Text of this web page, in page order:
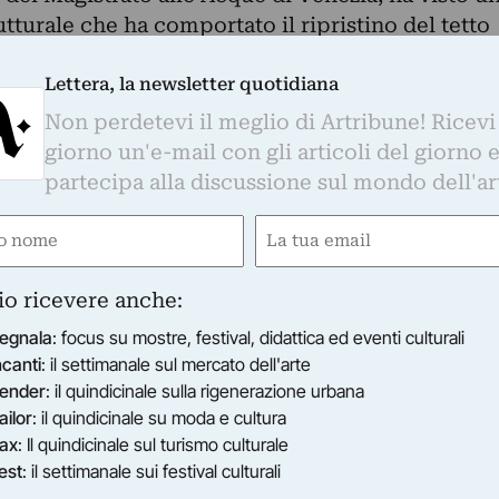
che ha comportato il ripristino del tetto
diffuse e urgenti necessita' di
rinnovamento di tutti gli impianti: elettrico,
dati, illuminazione, climatizzazione e
di sicurezza secondo gli standard
fondamentali e' stato realizzato, sulla
dell'architetto Michele De Lucchi,
un nuovo rivestimento ligneo delle
e una nuova boiserie, seguendo un'idea
di riprodurre gli originali bassorilievi e le
di epoca rinascimentale, ma che punta a
ed essenziali e ai preziosi intarsi di
dello spazio monumentale nel rispetto
e dei materiali che caratterizzavano il
Lettera, la newsletter quotidiana
Non perdetevi il meglio di Artribune!
giorno un'e-mail con gli articoli del giorno
partecipa alla discussione sul mondo
Email
ricevere anche:
: focus su mostre, festival, didattica ed eventi culturali
: il settimanale sul mercato dell'arte
: il quindicinale sulla rigenerazione urbana
: il quindicinale su moda e cultura
: Il quindicinale sul turismo culturale
: il settimanale sui festival culturali